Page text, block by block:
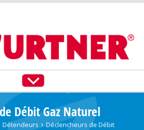
Débit Gaz Naturel
Détendeurs Déclencheurs de Débit